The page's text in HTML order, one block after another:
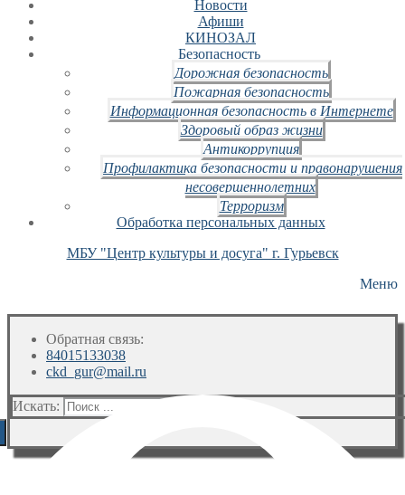
Новости
Афиши
КИНОЗАЛ
Безопасность
Дорожная безопасность
Пожарная безопасность
Информационная безопасность в Интернете
Здоровый образ жизни
Антикоррупция
Профилактика безопасности и правонарушения
несовершеннолетних
Терроризм
Обработка персональных данных
МБУ "Центр культуры и досуга" г. Гурьевск
Меню
Обратная связь:
84015133038
ckd_gur@mail.ru
Искать: